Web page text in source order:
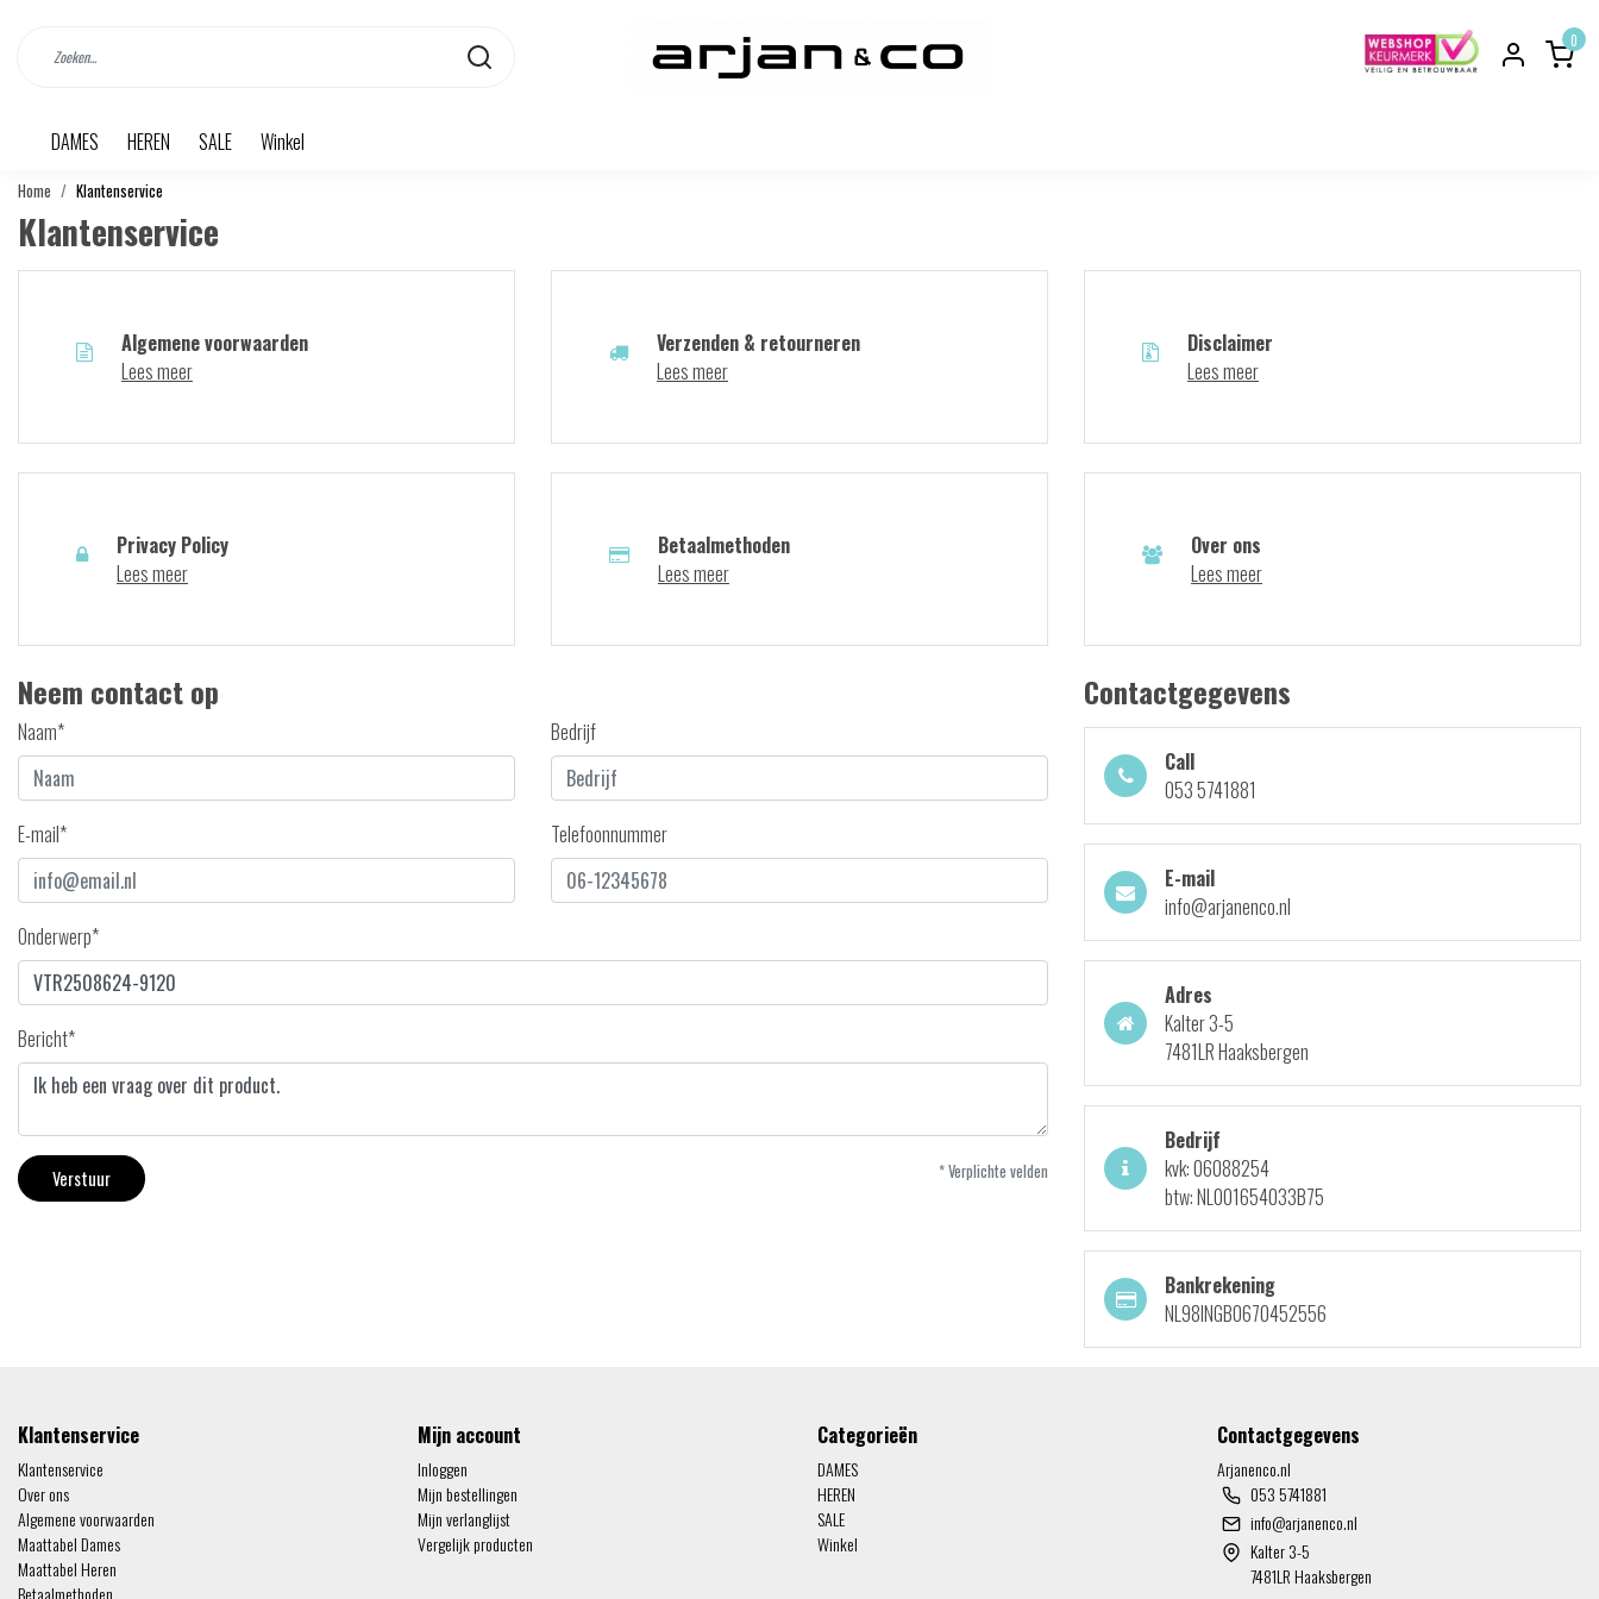
0
DAMES HEREN SALE Winkel
Home Klantenservice
Klantenservice
Algemene voorwaarden
Lees meer
Verzenden & retourneren
Lees meer
Disclaimer
Lees meer
Privacy Policy
Lees meer
Betaalmethoden
Lees meer
Over ons
Lees meer
Neem contact op
Naam* Bedrijf
E-mail* Telefoonnummer
Onderwerp*
Bericht*
Verstuur * Verplichte velden
Contactgegevens
Call
053 5741881
E-mail
info@arjanenco.nl
Adres
Kalter 3-5
7481LR Haaksbergen
Bedrijf
kvk: 06088254
btw: NL001654033B75
Bankrekening
NL98INGB0670452556
Klantenservice
Klantenservice
Over ons
Algemene voorwaarden
Maattabel Dames
Maattabel Heren
Betaalmethoden
Mijn account
Inloggen
Mijn bestellingen
Mijn verlanglijst
Vergelijk producten
Categorieën
DAMES
HEREN
SALE
Winkel
Contactgegevens
Arjanenco.nl
053 5741881
info@arjanenco.nl
Kalter 3-5
7481LR Haaksbergen